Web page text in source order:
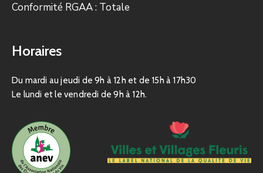
Conformité RGAA : Totale
Horaires
Du mardi au jeudi de 9h à 12h et de 15h à 17h30
Le lundi et le vendredi de 9h à 12h.